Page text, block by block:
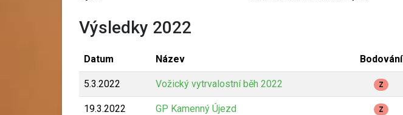
Výsledky 2022
Datum Název Bodování
5.3.2022 Vožický vytrvalostní běh 2022 Z
19.3.2022 GP Kamenný Újezd Z